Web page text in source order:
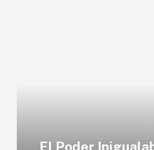
El Poder